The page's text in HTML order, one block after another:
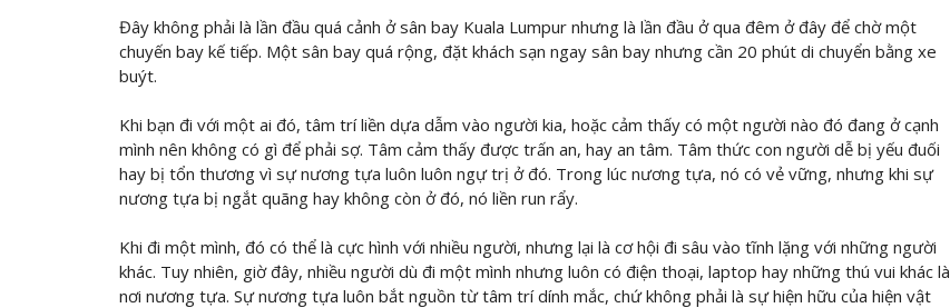
Đây không phải là lần đầu quá cảnh ở sân bay Kuala Lumpur nhưng là lần đầu ở qua đêm ở đây để chờ một
chuyến bay kế tiếp. Một sân bay quá rộng, đặt khách sạn ngay sân bay nhưng cần 20 phút di chuyển bằng xe
buýt.
Khi bạn đi với một ai đó, tâm trí liền dựa dẫm vào người kia, hoặc cảm thấy có một người nào đó đang ở cạnh
mình nên không có gì để phải sợ. Tâm cảm thấy được trấn an, hay an tâm. Tâm thức con người dễ bị yếu đuối
hay bị tổn thương vì sự nương tựa luôn luôn ngự trị ở đó. Trong lúc nương tựa, nó có vẻ vững, nhưng khi sự
nương tựa bị ngắt quãng hay không còn ở đó, nó liền run rẩy.
Khi đi một mình, đó có thể là cực hình với nhiều người, nhưng lại là cơ hội đi sâu vào tĩnh lặng với những người
khác. Tuy nhiên, giờ đây, nhiều người dù đi một mình nhưng luôn có điện thoại, laptop hay những thú vui khác là
nơi nương tựa. Sự nương tựa luôn bắt nguồn từ tâm trí dính mắc, chứ không phải là sự hiện hữu của hiện vật